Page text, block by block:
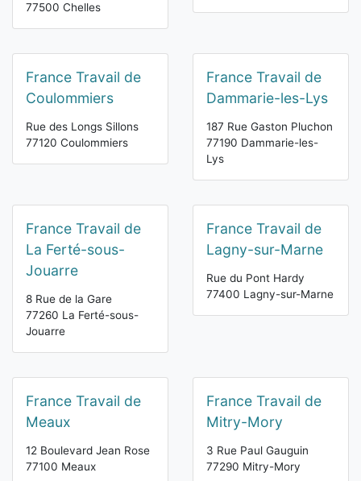
77500 Chelles
France Travail de
Coulommiers
Rue des Longs Sillons
77120 Coulommiers
France Travail de
Dammarie-les-Lys
187 Rue Gaston Pluchon
77190 Dammarie-les-
Lys
France Travail de
La Ferté-sous-
Jouarre
8 Rue de la Gare
77260 La Ferté-sous-
Jouarre
France Travail de
Lagny-sur-Marne
Rue du Pont Hardy
77400 Lagny-sur-Marne
France Travail de
Meaux
12 Boulevard Jean Rose
77100 Meaux
France Travail de
Mitry-Mory
3 Rue Paul Gauguin
77290 Mitry-Mory